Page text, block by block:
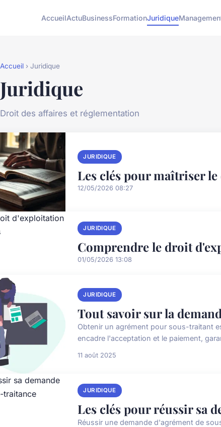
AccueilActuBusinessFormationJuridique
Accueil › Juridique
Juridique
Droit des affaires et réglementation
JURIDIQUE
Les clés pour maîtriser
12/05/2026 08:27
JURIDIQUE
Comprendre le droit
01/05/2026 13:08
JURIDIQUE
Tout savoir sur la
Obtenir un agrément pour sous-traitant
encadre l'acceptation et le paiement,
11 août 2025
JURIDIQUE
Les clés pour réussir sa
Réussir une demande d'agrément de